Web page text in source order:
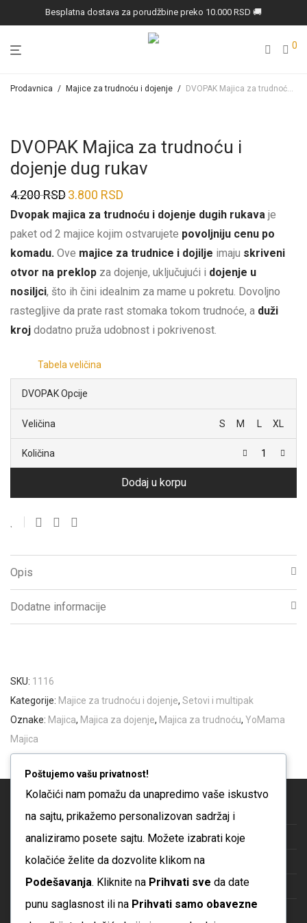
Besplatna dostava za porudžbine preko 10.000 RSD 🚚
0
Prodavnica / Majice za trudnoću i dojenje / DVOPAK Majica za trudnoću i dojenje dug rukav
DVOPAK Majica za trudnoću i
dojenje dug rukav
4.200RSD Prvobitna
cena
je
bila:
4.200 RSD.
3.800 RSD
cena
je:
3.800 RSD.
Dvopak majica za trudnoću i dojenje dugih rukava je
paket od 2 majice kojim ostvarujete povoljniju cenu po
komadu. Ove majice za trudnice i dojilje imaju skriveni
otvor na preklop za dojenje, uključujući i dojenje u
nosiljci, što ih čini idealnim za mame u pokretu. Dovoljno
rastegljive da prate rast stomaka tokom trudnoće, a duži
kroj dodatno pruža udobnost i pokrivenost.
Tabela veličina
DVOPAK Opcije
Veličina S M XL
Količina
Dodaj u korpu
Opis
Dodatne informacije
SKU: 1116
Kategorije: Majice za trudnoću i dojenje, Setovi i multipak
Oznake: Majica, Majica za dojenje, Majica za trudnoću, YoMama
Majica
Blog
O nama
Česta pitanja
Kontakt
Politika privatnosti
Poštujemo vašu privatnost!
Kolačići nam pomažu da unapredimo vaše iskustvo
na sajtu, prikažemo personalizovan sadržaj i
analiziramo posete sajtu. Možete izabrati koje
kolačiće želite da dozvolite klikom na
Podešavanja. Kliknite na Prihvati sve da date
punu saglasnost ili na Prihvati samo obavezne